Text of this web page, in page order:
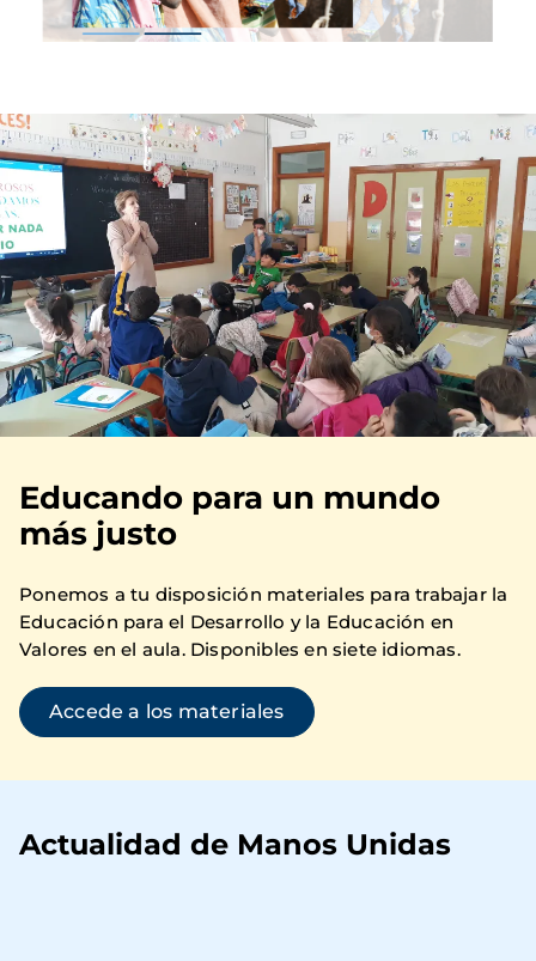
Educando para un mundo
más justo
Ponemos a tu disposición materiales para trabajar la
Educación para el Desarrollo y la Educación en
Valores en el aula. Disponibles en siete idiomas.
Accede a los materiales
Actualidad de Manos Unidas